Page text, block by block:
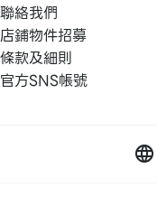
聯絡我們
店鋪物件招募
條款及細則
官方SNS帳號